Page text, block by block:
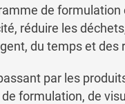
de formulation
réduire les
du temps et des
par les
formulation, de